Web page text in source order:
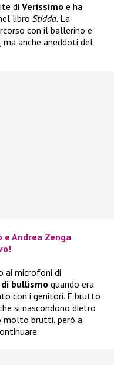
di Verissimo e ha
libro Stidda. La
con il ballerino e
, ma anche aneddoti del
e Andrea Zenga
ai microfoni di
bullismo quando era
con i genitori. È brutto
si nascondono dietro
molto brutti, però a